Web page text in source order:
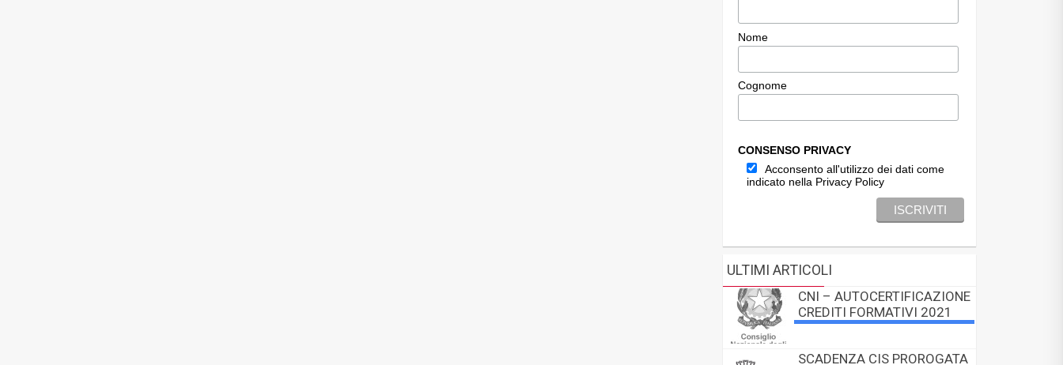
Nome
Cognome
CONSENSO PRIVACY
Acconsento all'utilizzo dei dati come
indicato nella Privacy Policy
ULTIMI ARTICOLI
CNI – AUTOCERTIFICAZIONE
CREDITI FORMATIVI 2021
SCADENZA CIS PROROGATA